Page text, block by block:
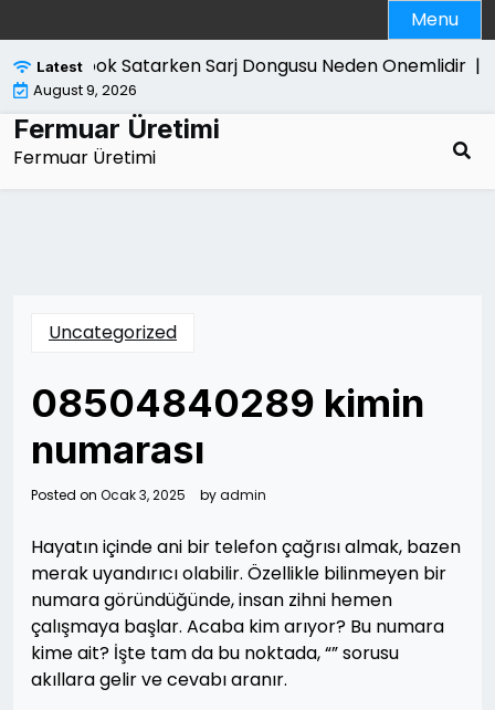
to
content
Menu
Latest
Macbook Satarken Sarj Dongusu Neden Onemlidir |
August 9, 2026
Fermuar Üretimi
Fermuar Üretimi
Uncategorized
08504840289 kimin
numarası
Posted on Ocak 3, 2025 byadmin
Hayatın içinde ani bir telefon çağrısı almak, bazen
merak uyandırıcı olabilir. Özellikle bilinmeyen bir
numara göründüğünde, insan zihni hemen
çalışmaya başlar. Acaba kim arıyor? Bu numara
kime ait? İşte tam da bu noktada, “” sorusu
akıllara gelir ve cevabı aranır.